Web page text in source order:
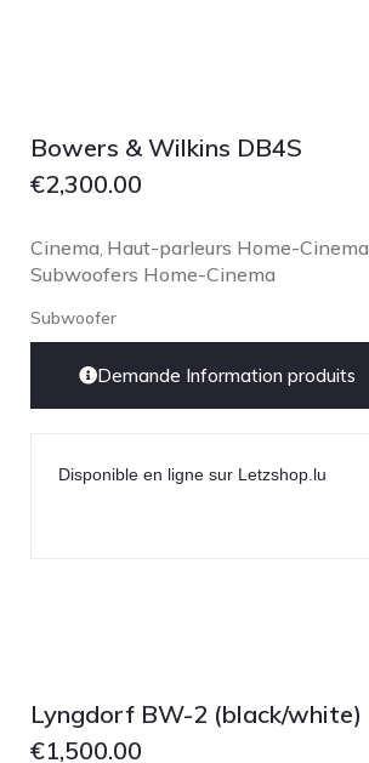
Bowers & Wilkins DB4S
€2,300.00
Cinema Haut-parleurs Home-Cinema
Subwoofers Home-Cinema
Subwoofer
Demande Information produits
Disponible en ligne sur Letzshop.lu
Lyngdorf BW-2 (black/white)
€1,500.00